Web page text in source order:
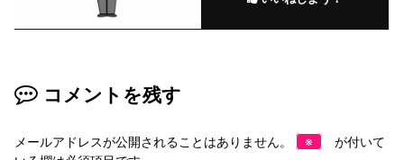
コメントを残す
メールアドレスが公開されることはありません。 ※
が付いて